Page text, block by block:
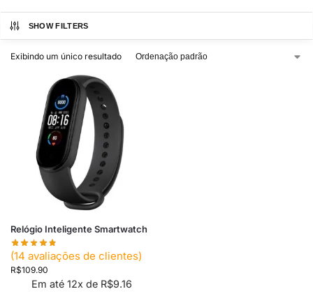
SHOW FILTERS
Exibindo um único resultado
Relógio Inteligente Smartwatch
(14 avaliações de clientes)
R$109.90
Em até 12x de R$9.16